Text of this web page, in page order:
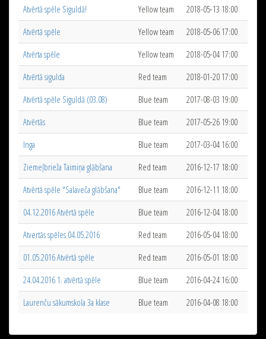
Atvērtā spēle Siguldā!
Yellow team
2018-05-13 18:00
Atvērtā spēle
Yellow team
2018-05-06 17:00
Atvērta spēle
Yellow team
2018-05-04 17:00
Atvērtā sigulda
Red team
2018-01-20 17:00
Atvērtā spēle Siguldā (03.08)
Blue team
2017-08-03 19:00
Atvērtās
Blue team
2017-05-26 19:00
Inga
Blue team
2017-03-04 16:00
Ziemeļbrieža Taimiņa glābšana
Red team
2016-12-17 18:00
Atvērtā spēle "Salaveča glābšana"
Blue team
2016-12-11 18:00
04.12.2016 Atvērtā spēle
Blue team
2016-12-04 18:00
Atvertās spēles 04.05.2016
Red team
2016-05-04 18:00
01.05.2016 Atvērtā spēle
Red team
2016-05-01 18:00
24.04.2016 1. atvērtā spēle
Blue team
2016-04-24 16:00
Laurenču sākumskola 3a klase
Blue team 2016-04-08 18:00